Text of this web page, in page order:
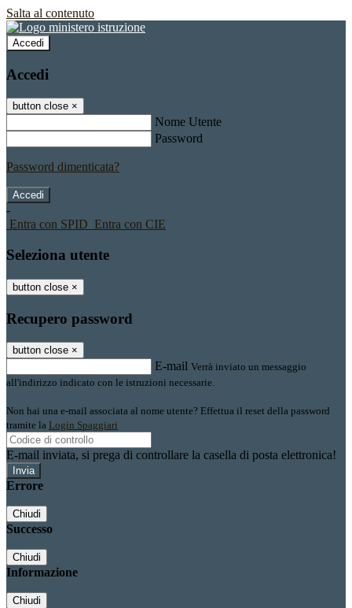
Salta al contenuto
Accedi
Accedi
button close ×
Nome Utente
Password
Password dimenticata?
-
Entra con SPID Entra con CIE
Seleziona utente
button close ×
Recupero password
button close ×
E-mail Verrà inviato un messaggio
all'indirizzo indicato con le istruzioni necessarie.
Non hai una e-mail associata al nome utente? Effettua il reset della password
tramite la Login Spaggiari
E-mail inviata, si prega di controllare la casella di posta elettronica!
Errore
Chiudi
Successo
Chiudi
Informazione
Chiudi